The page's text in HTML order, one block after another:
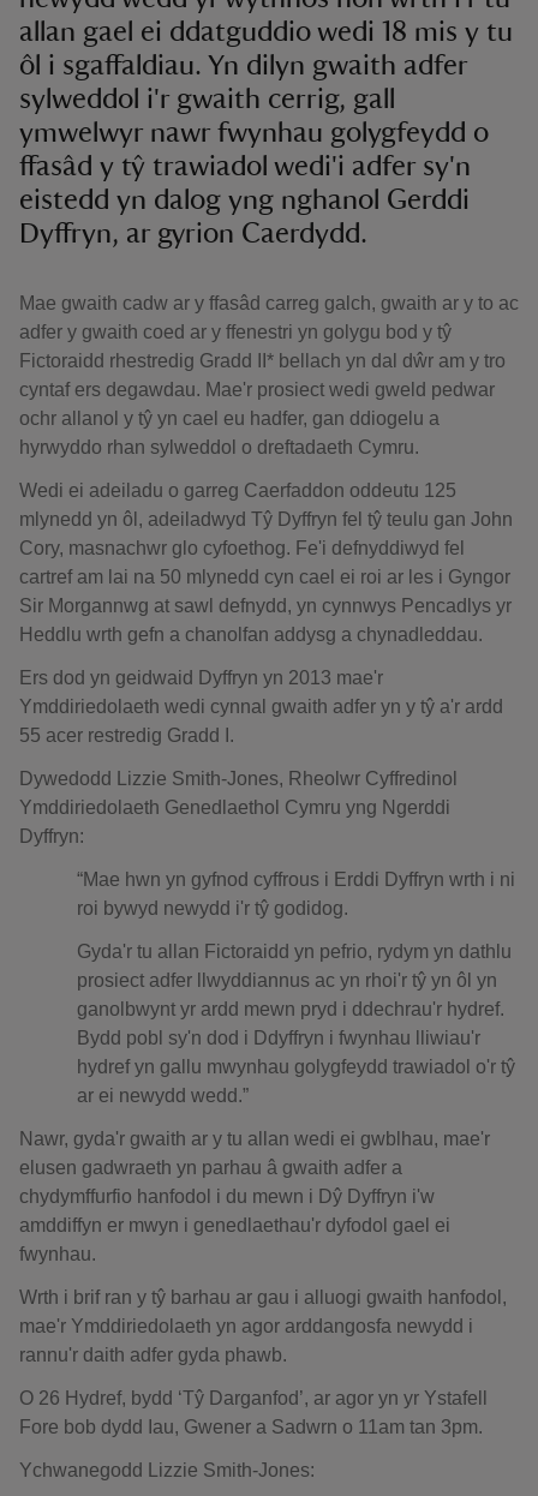
allan gael ei ddatguddio wedi 18 mis y tu
ôl i sgaffaldiau. Yn dilyn gwaith adfer
sylweddol i'r gwaith cerrig, gall
ymwelwyr nawr fwynhau golygfeydd o
ffasâd y tŷ trawiadol wedi'i adfer sy'n
eistedd yn dalog yng nghanol Gerddi
Dyffryn, ar gyrion Caerdydd.
Mae gwaith cadw ar y ffasâd carreg galch, gwaith ar y to ac
adfer y gwaith coed ar y ffenestri yn golygu bod y tŷ
Fictoraidd rhestredig Gradd II* bellach yn dal dŵr am y tro
cyntaf ers degawdau. Mae'r prosiect wedi gweld pedwar
ochr allanol y tŷ yn cael eu hadfer, gan ddiogelu a
hyrwyddo rhan sylweddol o dreftadaeth Cymru.
Wedi ei adeiladu o garreg Caerfaddon oddeutu 125
mlynedd yn ôl, adeiladwyd Tŷ Dyffryn fel tŷ teulu gan John
Cory, masnachwr glo cyfoethog. Fe'i defnyddiwyd fel
cartref am lai na 50 mlynedd cyn cael ei roi ar les i Gyngor
Sir Morgannwg at sawl defnydd, yn cynnwys Pencadlys yr
Heddlu wrth gefn a chanolfan addysg a chynadleddau.
Ers dod yn geidwaid Dyffryn yn 2013 mae'r
Ymddiriedolaeth wedi cynnal gwaith adfer yn y tŷ a'r ardd
55 acer restredig Gradd I.
Dywedodd Lizzie Smith-Jones, Rheolwr Cyffredinol
Ymddiriedolaeth Genedlaethol Cymru yng Ngerddi
Dyffryn:
“Mae hwn yn gyfnod cyffrous i Erddi Dyffryn wrth i ni
roi bywyd newydd i'r tŷ godidog.
Gyda'r tu allan Fictoraidd yn pefrio, rydym yn dathlu
prosiect adfer llwyddiannus ac yn rhoi'r tŷ yn ôl yn
ganolbwynt yr ardd mewn pryd i ddechrau'r hydref.
Bydd pobl sy'n dod i Ddyffryn i fwynhau lliwiau'r
hydref yn gallu mwynhau golygfeydd trawiadol o'r tŷ
ar ei newydd wedd.”
Nawr, gyda'r gwaith ar y tu allan wedi ei gwblhau, mae'r
elusen gadwraeth yn parhau â gwaith adfer a
chydymffurfio hanfodol i du mewn i Dŷ Dyffryn i'w
amddiffyn er mwyn i genedlaethau'r dyfodol gael ei
fwynhau.
Wrth i brif ran y tŷ barhau ar gau i alluogi gwaith hanfodol,
mae'r Ymddiriedolaeth yn agor arddangosfa newydd i
rannu'r daith adfer gyda phawb.
O 26 Hydref, bydd ‘Tŷ Darganfod’, ar agor yn yr Ystafell
Fore bob dydd Iau, Gwener a Sadwrn o 11am tan 3pm.
Ychwanegodd Lizzie Smith-Jones: